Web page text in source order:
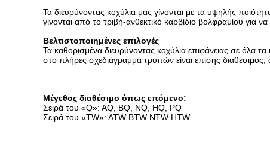
Τα διευρύνοντας κοχύλια μας γίνονται με τα υψηλής
γίνονται από το τριβή-ανθεκτικό καρβίδιο βολφραμίου για
Βελτιστοποιημένες επιλογές
Τα καθορισμένα διευρύνοντας κοχύλια επιφάνειας σε όλα
στο πλήρες σχεδιάγραμμα τρυπών είναι επίσης
Μέγεθος διαθέσιμο όπως επόμενο:
Σειρά του «Q»: AQ, BQ, NQ, HQ, PQ
Σειρά του «TW»: ATW BTW NTW HTW